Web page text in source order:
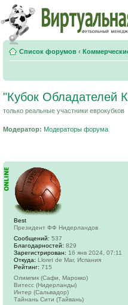
Список форумов ‹
"Кубок Обладателей
только реальные участники еврокубков
Модератор: Модераторы форума
Best
Президент ФФ Нидерландов
Сообщений: 537
Благодарностей: 829
Зарегистрирован: 16 янв 2024, 07:11
Откуда: Lloret de Mar, Испания
Рейтинг: 715
Олимпик (Сафи, Марокко)
Витесс (Нидерланды)
Интер (Сальвадор)
Тайнань Сити (Тайвань)